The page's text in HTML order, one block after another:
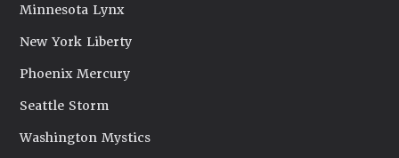
Minnesota Lynx
New York Liberty
Phoenix Mercury
Seattle Storm
Washington Mystics